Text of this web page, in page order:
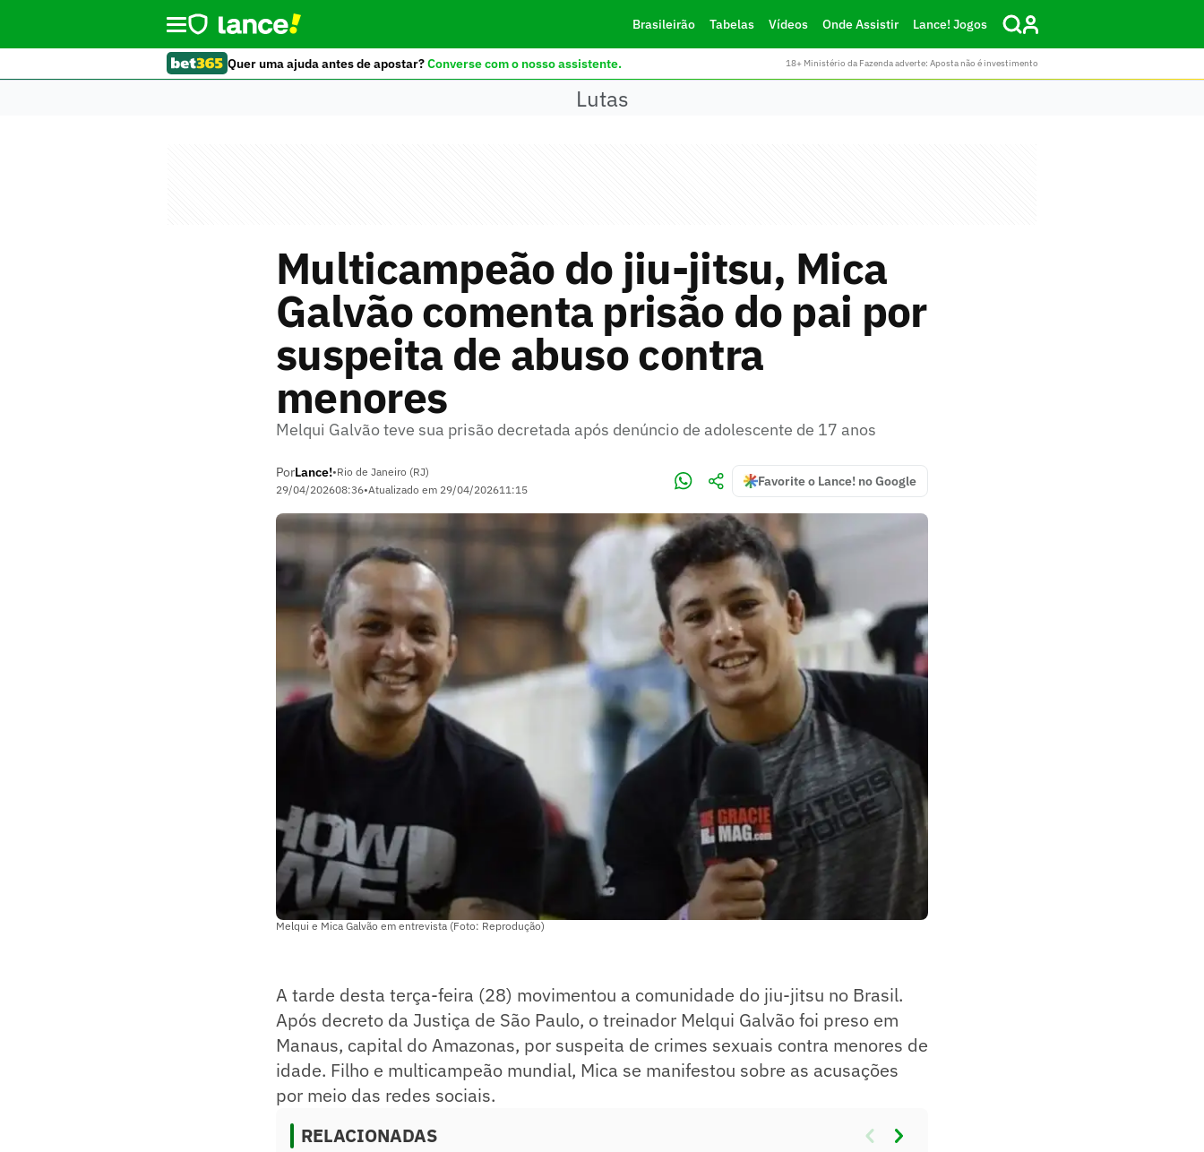
Brasileirão Tabelas Vídeos Onde Assistir Lance! Jogos
Quer uma ajuda antes de apostar?Converse com o nosso assistente. 18+ Ministério da Fazenda adverte: Aposta não é investimento
Lutas
Multicampeão do jiu-jitsu, Mica
Galvão comenta prisão do pai por
suspeita de abuso contra
menores
Melqui Galvão teve sua prisão decretada após denúncio de adolescente de 17 anos
PorLance!•Rio de Janeiro (RJ)
29/04/202608:36•Atualizado em 29/04/202611:15
Favorite o Lance! no Google
Melqui e Mica Galvão em entrevista (Foto: Reprodução)
A tarde desta terça-feira (28) movimentou a comunidade do jiu-jitsu no Brasil.
Após decreto da Justiça de São Paulo, o treinador Melqui Galvão foi preso em
Manaus, capital do Amazonas, por suspeita de crimes sexuais contra menores de
idade. Filho e multicampeão mundial, Mica se manifestou sobre as acusações
por meio das redes sociais.
RELACIONADAS